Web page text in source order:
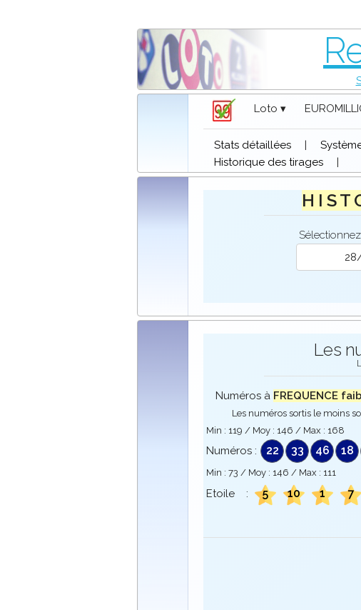
Loto ▾
Stats détaillées |
Historique des tirages
|
H I S T
Les
Numéros à FREQUENCE
Les numéros sortis le moins
Min : 119 / Moy : 146 / Max : 168
Numéros : 22 33 46 18
Min :73 / Moy : 146 / Max : 111
Etoile : 5 10 1 7